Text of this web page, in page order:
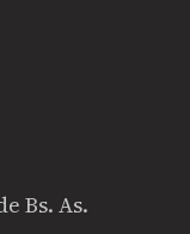
Bs. As.